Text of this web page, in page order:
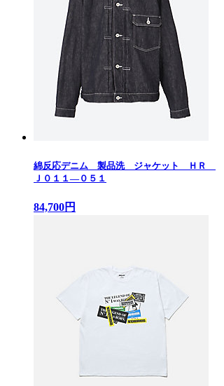
綿反応デニム 製品洗 ジャケット ＨＲ
Ｊ０１１—０５１
84,700円